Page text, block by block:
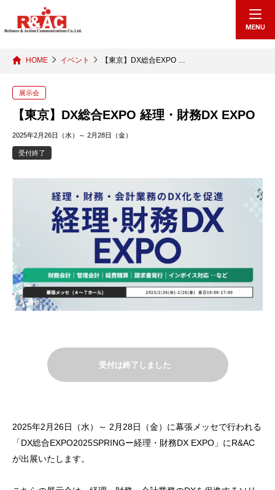
MENU
HOME イベント 【東京】DX総合EXPO …
展示会
【東京】DX総合EXPO 経理・財務DX EXPO
2025年2月26日（水）～ 2月28日（金）
受付終了
受付は終了しました
2025年2月26日（水）～ 2月28日（金）に幕張メッセで行われる
「DX総合EXPO2025SPRINGー経理・財務DX EXPO」にR&AC
が出展いたします。